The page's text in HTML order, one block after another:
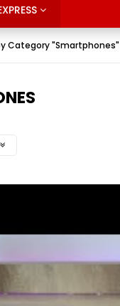
Category "Smartphones"